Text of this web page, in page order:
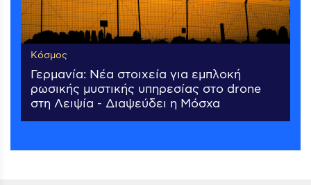
Κόσμος
Γερμανία: Νέα στοιχεία για εμπλοκή
ρωσικής μυστικής υπηρεσίας στο drone
στη Λειψία - Διαψεύδει η Μόσχα